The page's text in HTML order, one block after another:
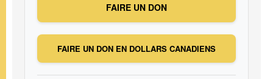
FAIRE UN DON
FAIRE UN DON EN DOLLARS CANADIENS